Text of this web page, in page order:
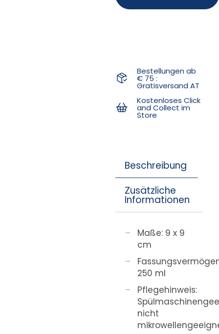
Bestellungen ab
€ 75 :
Gratisversand AT
Kostenloses Click
and Collect im
Store
Beschreibung
Zusätzliche
Informationen
Maße: 9 x 9
cm
250 ml
Pflegehinweis:
nicht